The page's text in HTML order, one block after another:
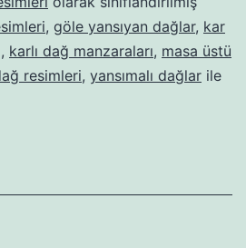
, göle yansıyan dağlar, kar
, karlı dağ manzaraları, masa üstü
resimleri, yansımalı dağlar ile